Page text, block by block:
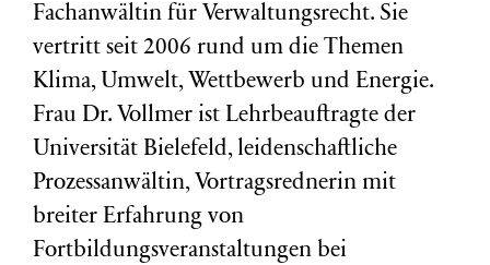
Fachanwältin für Verwaltungsrecht. Sie
vertritt seit 2006 rund um die Themen
Klima, Umwelt, Wettbewerb und Energie.
Frau Dr. Vollmer ist Lehrbeauftragte der
Universität Bielefeld, leidenschaftliche
Prozessanwältin, Vortragsrednerin mit
breiter Erfahrung von
Fortbildungsveranstaltungen bei